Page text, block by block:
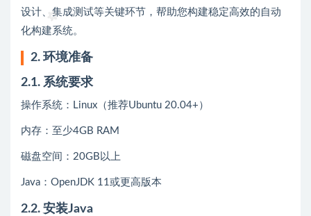
设计、集成测试等关键环节，帮助您构建稳定高效的自动
化构建系统。
2. 环境准备
2.1. 系统要求
操作系统：Linux（推荐Ubuntu 20.04+）
内存：至少4GB RAM
磁盘空间：20GB以上
Java：OpenJDK 11或更高版本
2.2. 安装Java